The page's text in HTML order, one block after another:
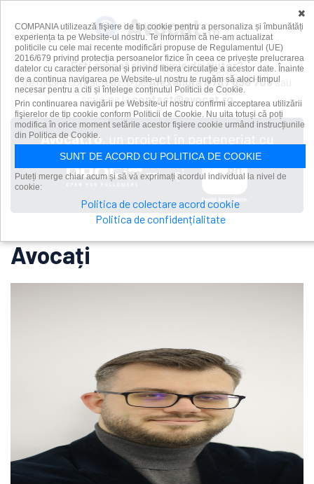
Ești avocat și ai nevoie de ajutor?
Te rugăm contacteaz-o peAlexandra0787 636 708sau
scrie-ne lacontact@avocat.ro
Avocat.ro
și
Avocați
×
COMPANIA utilizează fişiere de tip cookie pentru a personaliza și îmbunătăți
experiența ta pe Website-ul nostru. Te informăm că ne-am actualizat
politicile cu cele mai recente modificări propuse de Regulamentul (UE)
2016/679 privind protecția persoanelor fizice în ceea ce privește prelucrarea
datelor cu caracter personal și privind libera circulație a acestor date. Înainte
de a continua navigarea pe Website-ul nostru te rugăm să aloci timpul
necesar pentru a citi și înțelege conținutul Politicii de Cookie.
Prin continuarea navigării pe Website-ul nostru confirmi acceptarea utilizării
fişierelor de tip cookie conform Politicii de Cookie. Nu uita totuși că poți
modifica în orice moment setările acestor fişiere cookie urmând instrucțiunile
din Politica de Cookie.
SUNT DE ACORD CU POLITICA DE COOKIE
Puteți merge chiar acum și să vă exprimați acordul individual la nivel de
cookie:
Politica de colectare acord cookie
Politica de confidențialitate